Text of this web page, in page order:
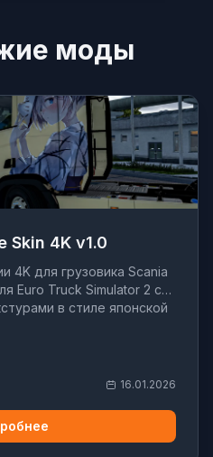
моды
Skin 4K v1.0
4K для грузовика Scania
Euro Truck Simulator 2 с
в стиле японской
16.01.2026